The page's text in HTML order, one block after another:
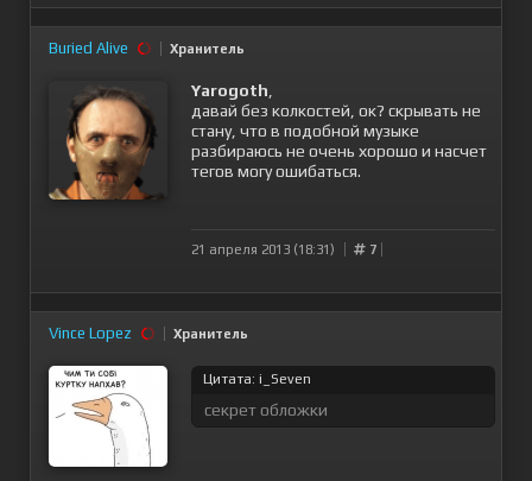
Buried Alive Хранитель
Yarogoth
давай без колкостей, ок? скрывать не
стану, что в подобной музыке
разбираюсь не очень хорошо и насчет
тегов могу ошибаться.
21 апреля 2013 (18:31) 7
Vince Lopez Хранитель
Цитата: i_Seven
секрет обложки